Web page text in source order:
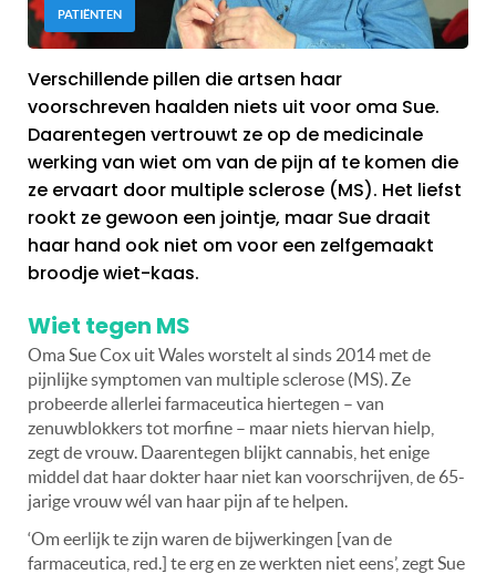
PATIËNTEN
Verschillende pillen die artsen haar
voorschreven haalden niets uit voor oma Sue.
Daarentegen vertrouwt ze op de medicinale
werking van wiet om van de pijn af te komen die
ze ervaart door multiple sclerose (MS). Het liefst
rookt ze gewoon een jointje, maar Sue draait
haar hand ook niet om voor een zelfgemaakt
broodje wiet-kaas.
Wiet tegen MS
Oma Sue Cox uit Wales worstelt al sinds 2014 met de
pijnlijke symptomen van multiple sclerose (MS). Ze
probeerde allerlei farmaceutica hiertegen – van
zenuwblokkers tot morfine – maar niets hiervan hielp,
zegt de vrouw. Daarentegen blijkt cannabis, het enige
middel dat haar dokter haar niet kan voorschrijven, de 65-
jarige vrouw wél van haar pijn af te helpen.
‘Om eerlijk te zijn waren de bijwerkingen [van de
farmaceutica, red.] te erg en ze werkten niet eens’, zegt Sue